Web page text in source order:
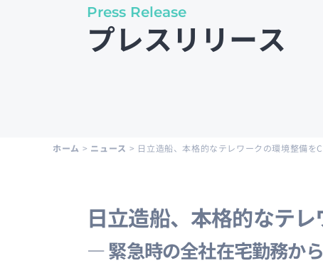
電子公示
Press Release
プレスリリース
ホーム > ニュース > 日立造船、本格的なテレワークの環境整備を
日立造船、本格的なテ
― 緊急時の全社在宅勤務か